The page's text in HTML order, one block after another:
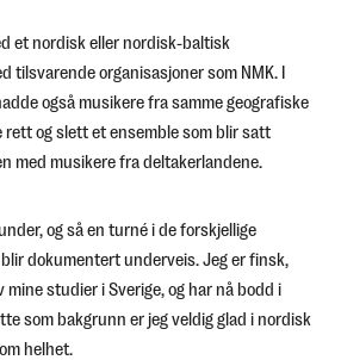
et nordisk eller nordisk-baltisk
tilsvarende organisasjoner som NMK. I
også musikere fra samme geografiske
og slett et ensemble som blir satt
med musikere fra deltakerlandene.
og så en turné i de forskjellige
dokumentert underveis. Jeg er finsk,
studier i Sverige, og har nå bodd i
som bakgrunn er jeg veldig glad i nordisk
helhet.